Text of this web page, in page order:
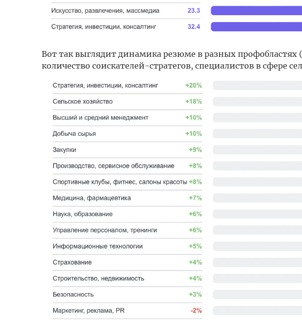
Вот так выглядит динамика резюме в разных профобластях
количество соискателей-стратегов, специалистов в сфере